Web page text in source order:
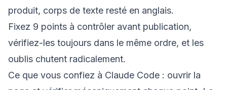
produit, corps de texte resté en anglais.
Fixez 9 points à contrôler avant publication,
vérifiez-les toujours dans le même ordre, et les
oublis chutent radicalement.
Ce que vous confiez à Claude Code : ouvrir la